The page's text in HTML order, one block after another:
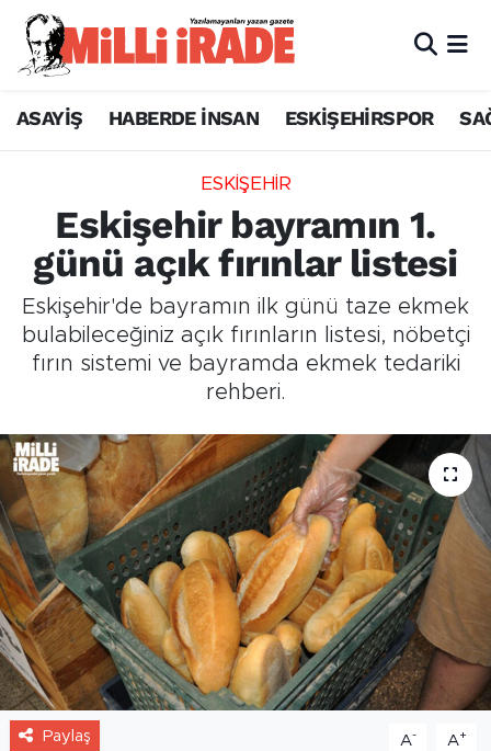
ASAYİŞ HABERDE İNSAN ESKİŞEHİRSPOR
ESKİŞEHİR
Eskişehir bayramın 1.
günü açık fırınlar listesi
Eskişehir'de bayramın ilk günü taze ekmek
bulabileceğiniz açık fırınların listesi, nöbetçi
fırın sistemi ve bayramda ekmek tedariki
rehberi.
Paylaş A- A+